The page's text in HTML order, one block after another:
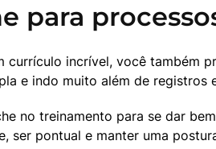
para
currículo incrível, você também
e indo muito além de registros
no treinamento para se dar
ser pontual e manter uma